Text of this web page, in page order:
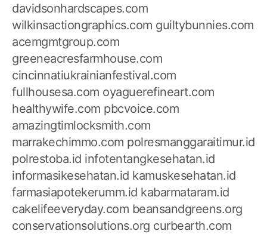
davidsonhardscapes.com
wilkinsactiongraphics.com guiltybunnies.com
acemgmtgroup.com
greeneacresfarmhouse.com
cincinnatiukrainianfestival.com
fullhousesa.com oyaguerefineart.com
healthywife.com pbcvoice.com
amazingtimlocksmith.com
marrakechimmo.com polresmanggaraitimur.id
polrestoba.id infotentangkesehatan.id
informasikesehatan.id kamuskesehatan.id
farmasiapotekerumm.id kabarmataram.id
cakelifeeveryday.com beansandgreens.org
conservationsolutions.org curbearth.com